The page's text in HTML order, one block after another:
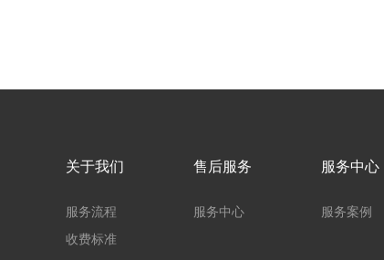
关于我们
服务流程
收费标准
售后服务
服务中心
服务中心
服务案例